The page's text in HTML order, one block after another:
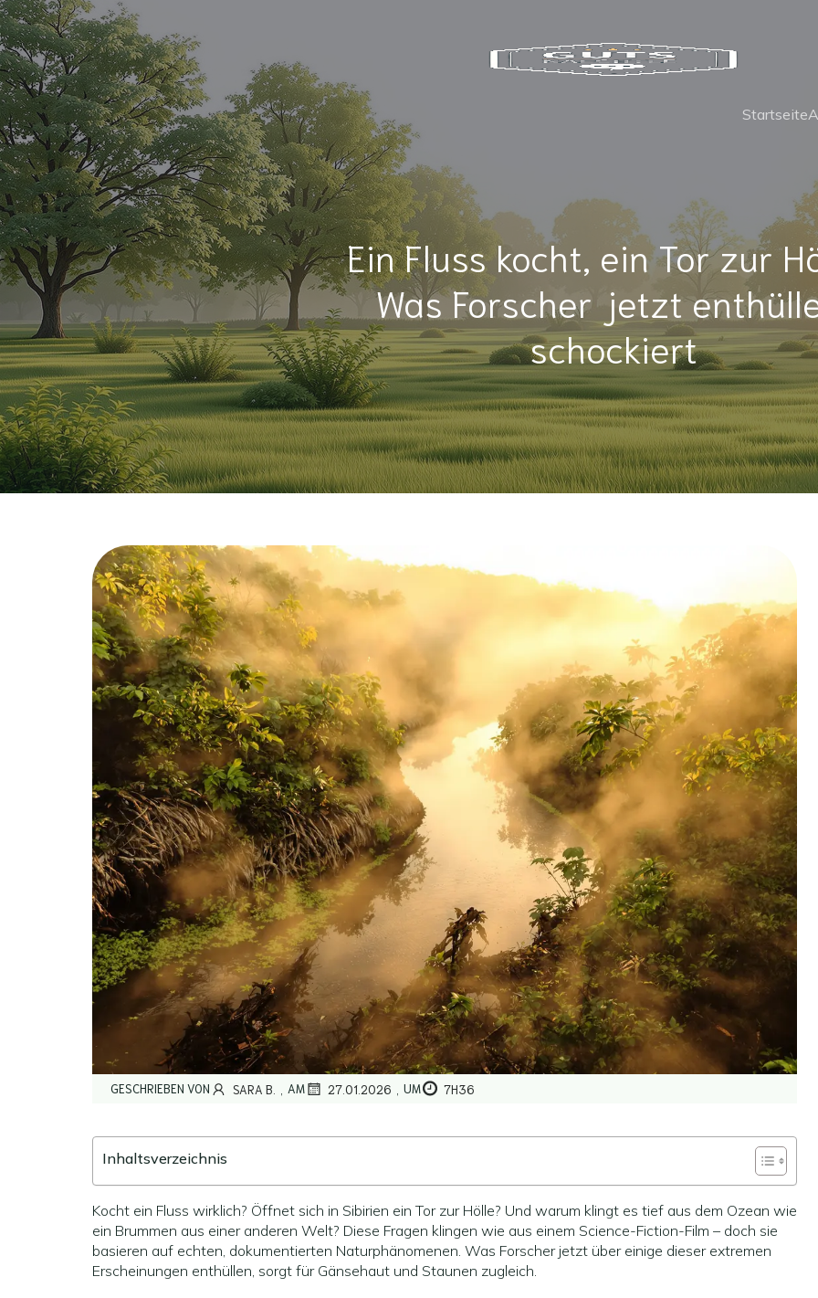
Startseite
Ein Fluss kocht, ein Tor zur
Was Forscher jetzt
schockiert
GESCHRIEBEN VON SARA B. , AM 27.01.2026 , UM 7H36
Inhaltsverzeichnis
Kocht ein Fluss wirklich? Öffnet sich in Sibirien ein Tor zur Hölle? Und warum klingt es tief aus dem Ozean wie
ein Brummen aus einer anderen Welt? Diese Fragen klingen wie aus einem Science-Fiction-Film – doch sie
basieren auf echten, dokumentierten Naturphänomenen. Was Forscher jetzt über einige dieser extremen
Erscheinungen enthüllen, sorgt für Gänsehaut und Staunen zugleich.